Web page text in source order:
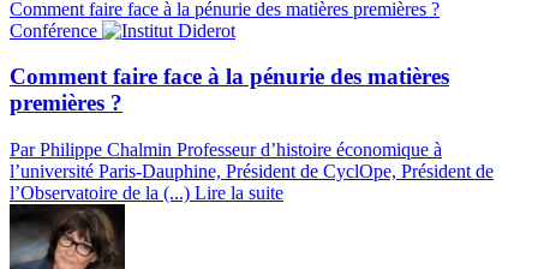
Comment faire face à la pénurie des matières premières ?
Conférence
Comment faire face à la pénurie des matières
premières ?
Par Philippe Chalmin Professeur d’histoire économique à
l’université Paris-Dauphine, Président de CyclOpe, Président de
l’Observatoire de la (...) Lire la suite